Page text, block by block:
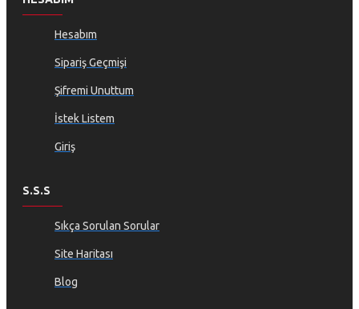
Hesabım
Sipariş Geçmişi
Şifremi Unuttum
İstek Listem
Giriş
S.S.S
Sıkça Sorulan Sorular
Site Haritası
Blog